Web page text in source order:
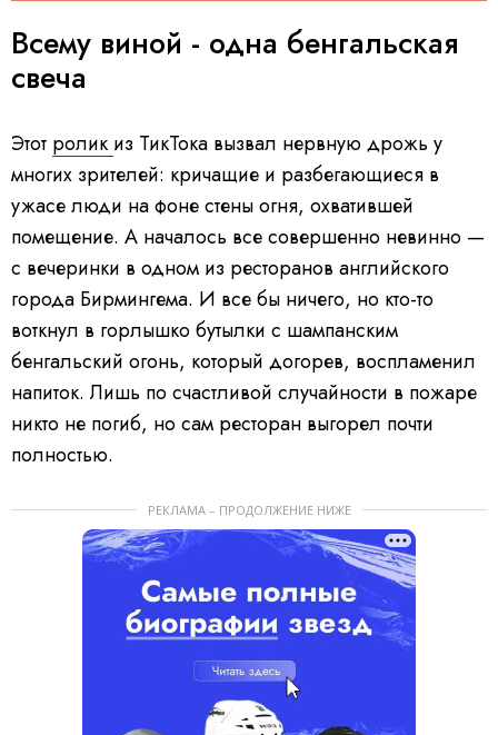
Всему виной - одна бенгальская
свеча
Этот ролик из ТикТока вызвал нервную дрожь у
многих зрителей: кричащие и разбегающиеся в
ужасе люди на фоне стены огня, охватившей
помещение. А началось все совершенно невинно —
с вечеринки в одном из ресторанов английского
города Бирмингема. И все бы ничего, но кто-то
воткнул в горлышко бутылки с шампанским
бенгальский огонь, который догорев, воспламенил
напиток. Лишь по счастливой случайности в пожаре
никто не погиб, но сам ресторан выгорел почти
полностью.
РЕКЛАМА – ПРОДОЛЖЕНИЕ НИЖЕ